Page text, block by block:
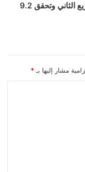
"أنابيب الشرق" تتحول للربحية في الربع الثاني وتحقق 9.2
مشار إليها بـ *